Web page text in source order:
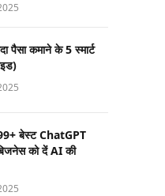
पैसा कमाने के 5 स्मार्ट
99+ बेस्ट ChatGPT
को दें AI की